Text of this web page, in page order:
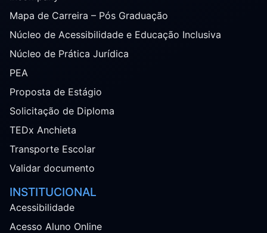
Mapa de Carreira – Pós Graduação
Núcleo de Acessibilidade e Educação Inclusiva
Núcleo de Prática Jurídica
PEA
Proposta de Estágio
Solicitação de Diploma
TEDx Anchieta
Transporte Escolar
Validar documento
INSTITUCIONAL
Acessibilidade
Acesso Aluno Online